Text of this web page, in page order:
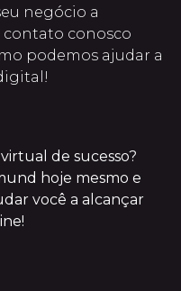
negócio a
conosco
podemos ajudar a
de sucesso?
hoje mesmo e
você a alcançar